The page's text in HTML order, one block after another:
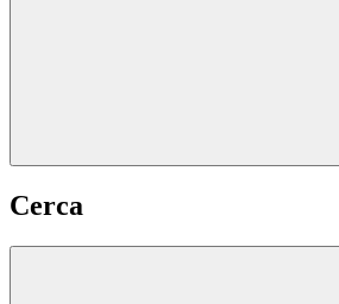
Cerca